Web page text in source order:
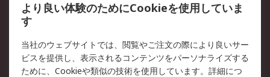
クッキーポリシー
RSについて
会社概要
採用情報
より良い体験のためにCookieを使用していま
す
当社のウェブサイトでは、閲覧やご注文の際により良いサー
ビスを提供し、表示されるコンテンツをパーソナライズする
ために、Cookieや類似の技術を使用しています。詳細につ